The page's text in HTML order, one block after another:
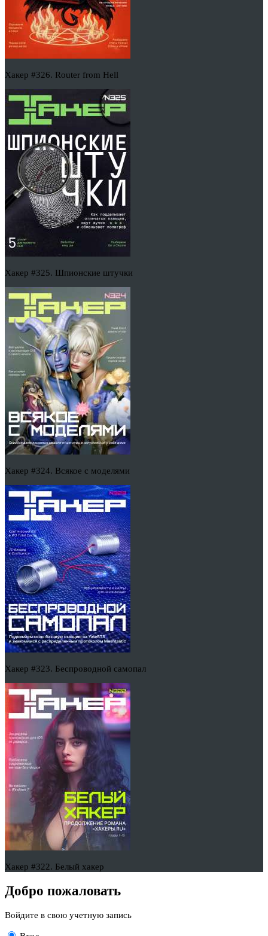
Хакер #326. Router from Hell
Хакер #325. Шпионские штучки
Хакер #324. Всякое с моделями
Хакер #323. Беспроводной самопал
Хакер #322. Белый хакер
Добро пожаловать
Войдите в свою учетную запись